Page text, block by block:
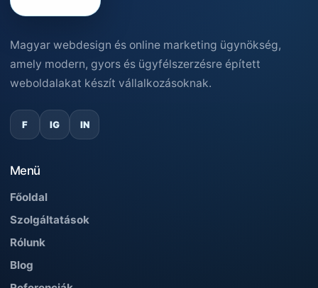
Magyar webdesign és online marketing ügynökség,
amely modern, gyors és ügyfélszerzésre épített
weboldalakat készít vállalkozásoknak.
F IG IN
Menü
Főoldal
Szolgáltatások
Rólunk
Blog